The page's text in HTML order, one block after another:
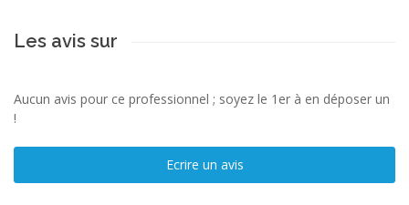
Les avis sur
Aucun avis pour ce professionnel ; soyez le 1er à en déposer un
!
Ecrire un avis